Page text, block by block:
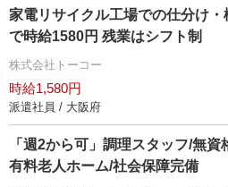
家電リサイクル工場での仕分け
で時給1580円 残業はシフト制
株式会社トーコー
時給1,580円
派遣社員 / 大阪府
「週2から可」調理スタッフ/無
有料老人ホーム/社会保障完備